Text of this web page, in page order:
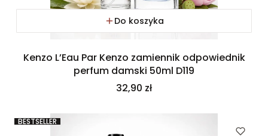
Do koszyka
Kenzo L’Eau Par Kenzo zamiennik odpowiednik
perfum damski 50ml D119
Cena
32,90 zł
BESTSELLER